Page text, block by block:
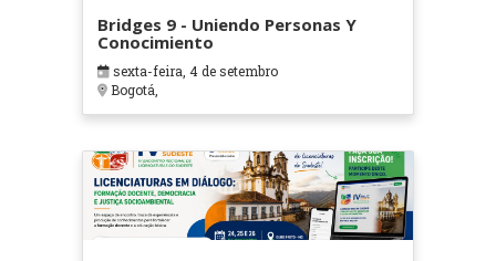
Bridges 9 - Uniendo Personas Y
Conocimiento
sexta-feira, 4 de setembro
Bogotá,